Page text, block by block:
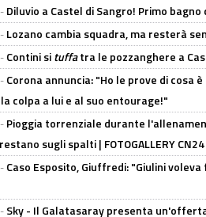
Diluvio a Castel di Sangro! Primo
Lozano cambia squadra, ma resterà
Contini situffatra le pozzanghere a
Corona annuncia: "Ho le prove di cosa
colpa a lui e al suo entourage!"
Pioggia torrenziale durante
sugli spalti | FOTOGALLERY CN24
Caso Esposito, Giuffredi: "Giulini
Sky - Il Galatasaray presenta